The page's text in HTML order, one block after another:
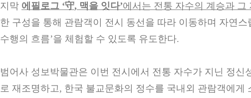
지막 에필로그 ‘守, 맥을 잇다’에서는 전통 자수의 계승과 그
한 구성을 통해 관람객이 전시 동선을 따라 이동하며 자연스
수행의 흐름’을 체험할 수 있도록 유도한다.
범어사 성보박물관은 이번 전시에서 전통 자수가 지닌 정신
로 재조명하고, 한국 불교문화의 정수를 국내외 관람객에게